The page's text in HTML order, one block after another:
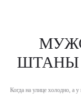
ШТАНЫ
Когда на улице холодно, а